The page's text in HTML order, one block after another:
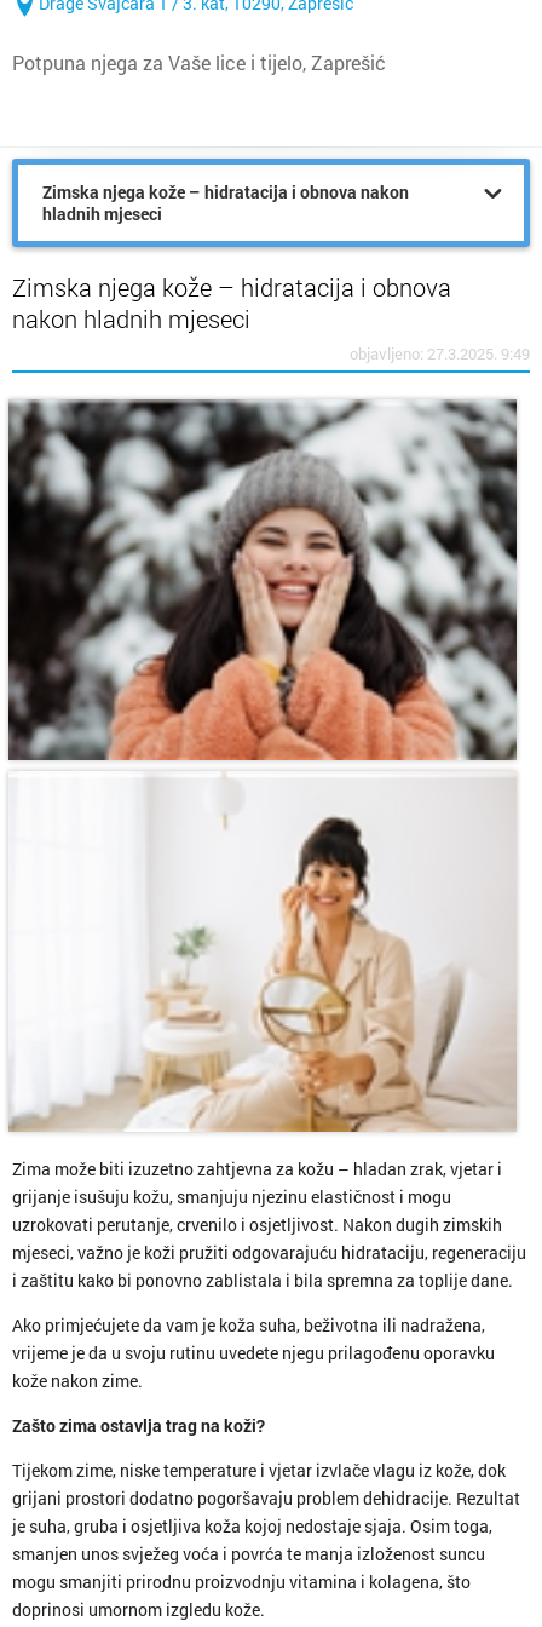
Potpuna njega za Vaše lice i tijelo, Zaprešić
Zimska njega kože – hidratacija i obnova nakon
hladnih mjeseci
Zimska njega kože – hidratacija i obnova
nakon hladnih mjeseci
objavljeno: 27.3.2025. 9:49
Zima može biti izuzetno zahtjevna za kožu – hladan zrak, vjetar i
grijanje isušuju kožu, smanjuju njezinu elastičnost i mogu
uzrokovati perutanje, crvenilo i osjetljivost. Nakon dugih zimskih
mjeseci, važno je koži pružiti odgovarajuću hidrataciju, regeneraciju
i zaštitu kako bi ponovno zablistala i bila spremna za toplije dane.
Ako primjećujete da vam je koža suha, beživotna ili nadražena,
vrijeme je da u svoju rutinu uvedete njegu prilagođenu oporavku
kože nakon zime.
Zašto zima ostavlja trag na koži?
Tijekom zime, niske temperature i vjetar izvlače vlagu iz kože, dok
grijani prostori dodatno pogoršavaju problem dehidracije. Rezultat
je suha, gruba i osjetljiva koža kojoj nedostaje sjaja. Osim toga,
smanjen unos svježeg voća i povrća te manja izloženost suncu
mogu smanjiti prirodnu proizvodnju vitamina i kolagena, što
doprinosi umornom izgledu kože.